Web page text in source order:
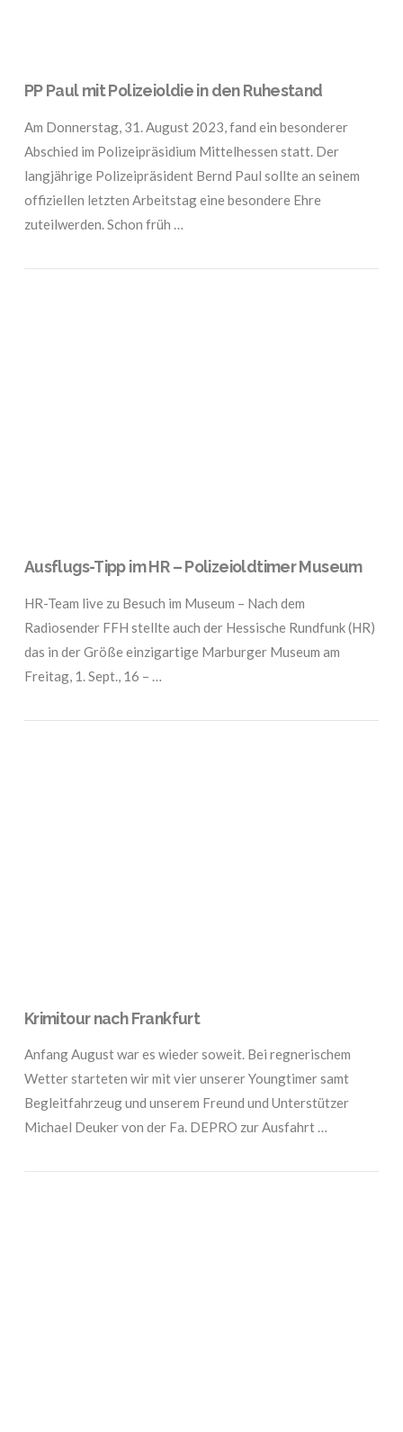
PP Paul mit Polizeioldie in den Ruhestand
Am Donnerstag, 31. August 2023, fand ein besonderer
Abschied im Polizeipräsidium Mittelhessen statt. Der
langjährige Polizeipräsident Bernd Paul sollte an seinem
offiziellen letzten Arbeitstag eine besondere Ehre
zuteilwerden. Schon früh …
Ausflugs-Tipp im HR – Polizeioldtimer Museum
HR-Team live zu Besuch im Museum – Nach dem
Radiosender FFH stellte auch der Hessische Rundfunk (HR)
das in der Größe einzigartige Marburger Museum am
Freitag, 1. Sept., 16 – …
Krimitour nach Frankfurt
Anfang August war es wieder soweit. Bei regnerischem
Wetter starteten wir mit vier unserer Youngtimer samt
Begleitfahrzeug und unserem Freund und Unterstützer
Michael Deuker von der Fa. DEPRO zur Ausfahrt …